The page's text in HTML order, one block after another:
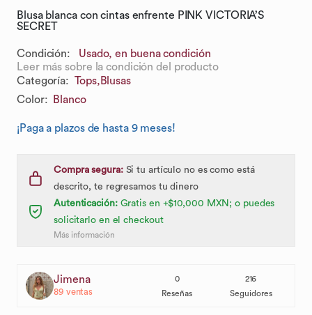
Blusa blanca con cintas enfrente PINK VICTORIA’S
SECRET
Condición:
Usado, en buena condición
Leer más sobre la condición del producto
Categoría: Tops, Blusas
Color: Blanco
¡Paga a plazos de hasta 9 meses!
Compra segura:Si tu artículo no es como está
descrito, te regresamos tu dinero
Autenticación:Gratis en +$10,000 MXN; o puedes
solicitarlo en el checkout
Más información
Jimena
89 ventas
0
Reseñas
216
Seguidores